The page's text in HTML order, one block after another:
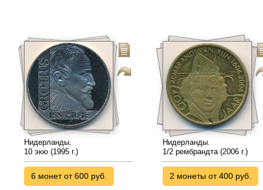
Нидерланды.
10 экю (1995 г.)
6 монет от 600 руб.
Нидерланды.
1/2 рембрандта (2006 г.)
2 монеты от 400 руб.